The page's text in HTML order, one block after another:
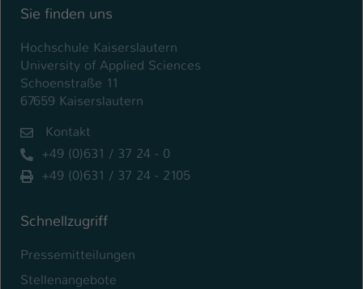
Sie finden uns
Hochschule Kaiserslautern
University of Applied Sciences
Schoenstraße 11
67659 Kaiserslautern
Kontakt
+49 (0)631 / 37 24 - 0
+49 (0)631 / 37 24 - 2105
Schnellzugriff
Pressemitteilungen
Stellenangebote